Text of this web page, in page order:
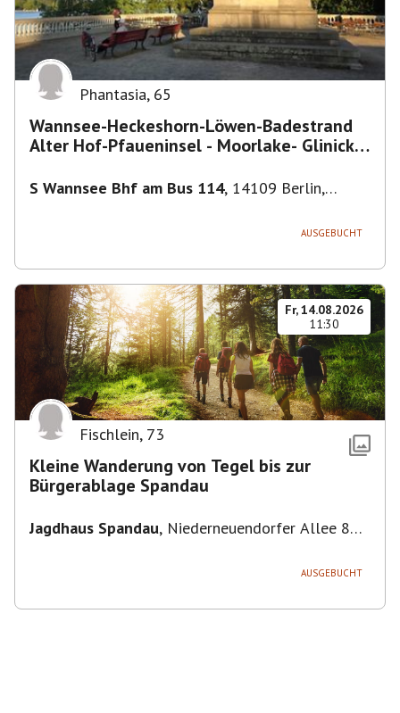
Phantasia, 65
Wannsee-Heckeshorn-Löwen-Badestrand
Alter Hof-Pfaueninsel - Moorlake- Glinicker
S Wannsee Bhf am Bus 114, 14109 Berlin,
AUSGEBUCHT
Fr, 14.08.2026
11:30
Fischlein, 73
Kleine Wanderung von Tegel bis zur
Bürgerablage Spandau
Jagdhaus Spandau, Niederneuendorfer Allee 80,
AUSGEBUCHT